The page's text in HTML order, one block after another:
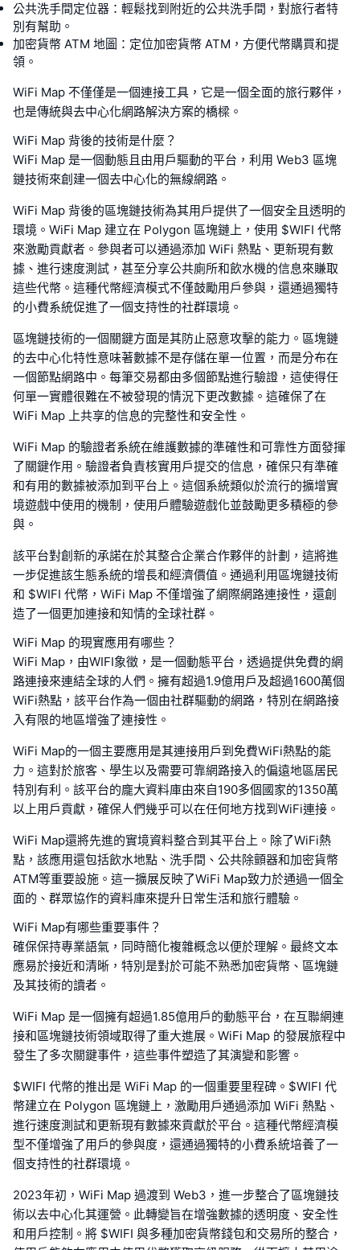
公共洗手間定位器：輕鬆找到附近的公共洗手間，對旅行者特
別有幫助。
加密貨幣 ATM 地圖：定位加密貨幣 ATM，方便代幣購買和提
領。
WiFi Map 不僅僅是一個連接工具，它是一個全面的旅行夥伴，
也是傳統與去中心化網路解決方案的橋樑。
WiFi Map 背後的技術是什麼？
WiFi Map 是一個動態且由用戶驅動的平台，利用 Web3 區塊
鏈技術來創建一個去中心化的無線網路。
WiFi Map 背後的區塊鏈技術為其用戶提供了一個安全且透明的
環境。WiFi Map 建立在 Polygon 區塊鏈上，使用 $WIFI 代幣
來激勵貢獻者。參與者可以通過添加 WiFi 熱點、更新現有數
據、進行速度測試，甚至分享公共廁所和飲水機的信息來賺取
這些代幣。這種代幣經濟模式不僅鼓勵用戶參與，還通過獨特
的小費系統促進了一個支持性的社群環境。
區塊鏈技術的一個關鍵方面是其防止惡意攻擊的能力。區塊鏈
的去中心化特性意味著數據不是存儲在單一位置，而是分布在
一個節點網路中。每筆交易都由多個節點進行驗證，這使得任
何單一實體很難在不被發現的情況下更改數據。這確保了在
WiFi Map 上共享的信息的完整性和安全性。
WiFi Map 的驗證者系統在維護數據的準確性和可靠性方面發揮
了關鍵作用。驗證者負責核實用戶提交的信息，確保只有準確
和有用的數據被添加到平台上。這個系統類似於流行的擴增實
境遊戲中使用的機制，使用戶體驗遊戲化並鼓勵更多積極的參
與。
該平台對創新的承諾在於其整合企業合作夥伴的計劃，這將進
一步促進該生態系統的增長和經濟價值。通過利用區塊鏈技術
和 $WIFI 代幣，WiFi Map 不僅增強了網際網路連接性，還創
造了一個更加連接和知情的全球社群。
WiFi Map 的現實應用有哪些？
WiFi Map，由WIFI象徵，是一個動態平台，透過提供免費的網
路連接來連結全球的人們。擁有超過1.9億用戶及超過1600萬個
WiFi熱點，該平台作為一個由社群驅動的網路，特別在網路接
入有限的地區增強了連接性。
WiFi Map的一個主要應用是其連接用戶到免費WiFi熱點的能
力。這對於旅客、學生以及需要可靠網路接入的偏遠地區居民
特別有利。該平台的龐大資料庫由來自190多個國家的1350萬
以上用戶貢獻，確保人們幾乎可以在任何地方找到WiFi連接。
WiFi Map還將先進的實境資料整合到其平台上。除了WiFi熱
點，該應用還包括飲水地點、洗手間、公共除顫器和加密貨幣
ATM等重要設施。這一擴展反映了WiFi Map致力於通過一個全
面的、群眾協作的資料庫來提升日常生活和旅行體驗。
WiFi Map有哪些重要事件？
確保保持專業語氣，同時簡化複雜概念以便於理解。最終文本
應易於接近和清晰，特別是對於可能不熟悉加密貨幣、區塊鏈
及其技術的讀者。
WiFi Map 是一個擁有超過1.85億用戶的動態平台，在互聯網連
接和區塊鏈技術領域取得了重大進展。WiFi Map 的發展旅程中
發生了多次關鍵事件，這些事件塑造了其演變和影響。
$WIFI 代幣的推出是 WiFi Map 的一個重要里程碑。$WIFI 代
幣建立在 Polygon 區塊鏈上，激勵用戶通過添加 WiFi 熱點、
進行速度測試和更新現有數據來貢獻於平台。這種代幣經濟模
型不僅增強了用戶的參與度，還通過獨特的小費系統培養了一
個支持性的社群環境。
2023年初，WiFi Map 過渡到 Web3，進一步整合了區塊鏈技
術以去中心化其運營。此轉變旨在增強數據的透明度、安全性
和用戶控制。將 $WIFI 與多種加密貨幣錢包和交易所的整合，